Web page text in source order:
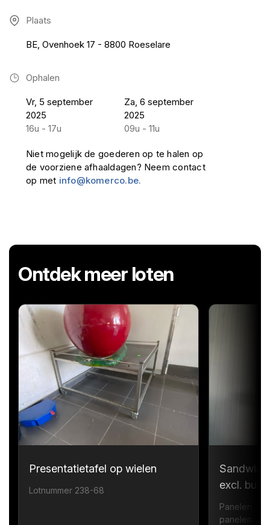
Plaats
BE, Ovenhoek 17 - 8800 Roeselare
Ophalen
Vr, 5 september
2025
16u - 17u
Za, 6 september
2025
09u - 11u
Niet mogelijk de goederen op te halen op
de voorziene afhaaldagen? Neem contact
op met info@komerco.be.
Ontdek meer loten
Presentatietafel op wielen
Lotnummer 238-68
excl.
Panelen =
panelen = 6